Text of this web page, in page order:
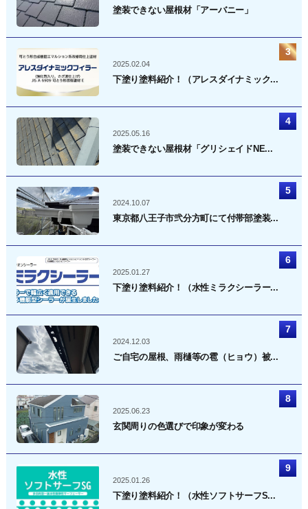
塗装できない屋根材「アーバニー」
2025.02.04
下塗り塗料紹介！（アレスダイナミック...
2025.05.16
塗装できない屋根材「グリシェイドNE...
2024.10.07
東京都八王子市弐分方町にて付帯部塗装...
2025.01.27
下塗り塗料紹介！（水性ミラクシーラー...
2024.12.03
ご自宅の屋根、雨樋等の雹（ヒョウ）被...
2025.06.23
玄関周りの色選びで印象が変わる
2025.01.26
下塗り塗料紹介！（水性ソフトサーフS...